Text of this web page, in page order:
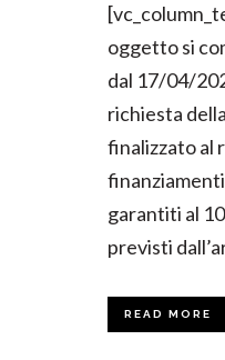
oggetto si
dal 17/04/
richiesta
finalizzato al
garantiti al
previsti
READ MORE